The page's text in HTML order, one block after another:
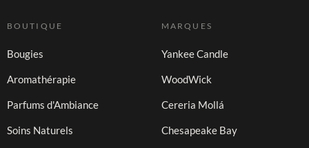
BOUTIQUE
Bougies
Aromathérapie
Parfums d'Ambiance
Soins Naturels
MARQUES
Yankee Candle
WoodWick
Cereria Mollá
Chesapeake Bay